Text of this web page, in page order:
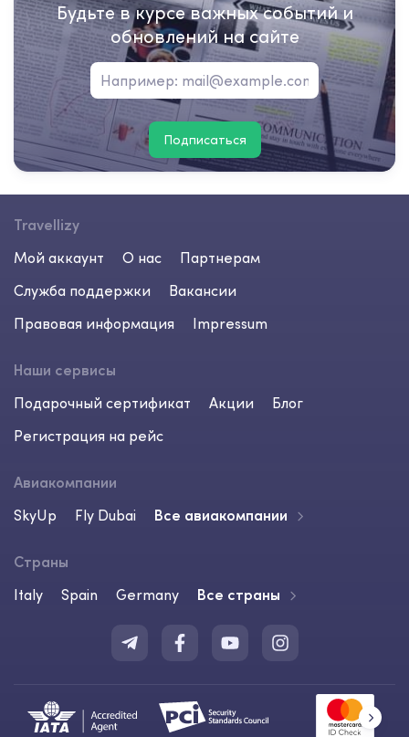
Будьте в курсе важных событий и
обновлений на сайте
Подписаться
Travellizy
Мой аккаунт
О нас
Партнерам
Служба поддержки
Вакансии
Правовая информация
Impressum
Наши сервисы
Подарочный сертификат
Акции
Блог
Регистрация на рейс
Авиакомпании
SkyUp
Fly Dubai Все авиакомпании
Страны
Italy
Spain Germany Все страны